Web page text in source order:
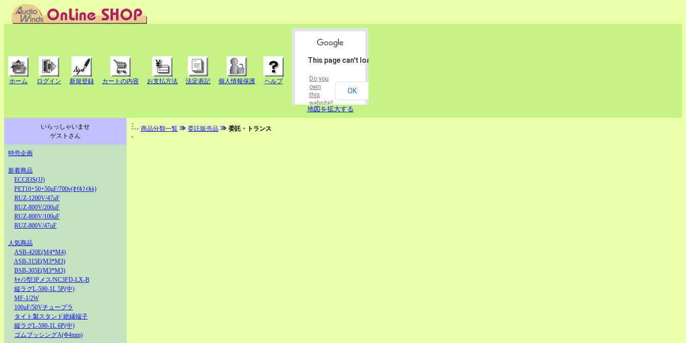
ホーム ログイン 新規登録 カートの内容 お支払方法 法定表記 個人情報保護 ヘルプ
This page can't load Google Maps correctly.
Do you
own
this
website?
OK
地図を拡大する
いらっしゃいませ
ゲストさん
特売企画
新着商品
ECC83S(JJ)
PET10+50+50μF/700v(ｵｲﾙﾌｨﾙﾑ)
RUZ-1200V/47μF
RUZ-800V/200μF
RUZ-800V/100μF
RUZ-800V/47μF
人気商品
ASB-420E(M4*M4)
ASB-315E(M3*M3)
BSB-305E(M3*M3)
ｷｬﾉﾝ型3Pメス/NC3FD-LX-B
縦ラグL-590-1L 5P(中)
MF-1/2W
100μF/50Vチューブラ
タイト製スタンド絶縁端子
縦ラグL-590-1L 6P(中)
ゴムブッシングA(Φ4mm)
商品分類一覧 委託販売品 委託・トランス